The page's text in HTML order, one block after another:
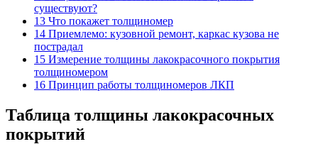
существуют?
13 Что покажет толщиномер
14 Приемлемо: кузовной ремонт, каркас кузова не
пострадал
15 Измерение толщины лакокрасочного покрытия
толщиномером
16 Принцип работы толщиномеров ЛКП
Таблица толщины лакокрасочных
покрытий